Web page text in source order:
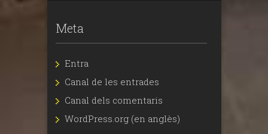
Meta
Entra
Canal de les entrades
Canal dels comentaris
WordPress.org (en anglès)